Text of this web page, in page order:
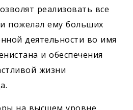
реализовать все
пожелал ему больших
деятельности во имя
и обеспечения
жизни